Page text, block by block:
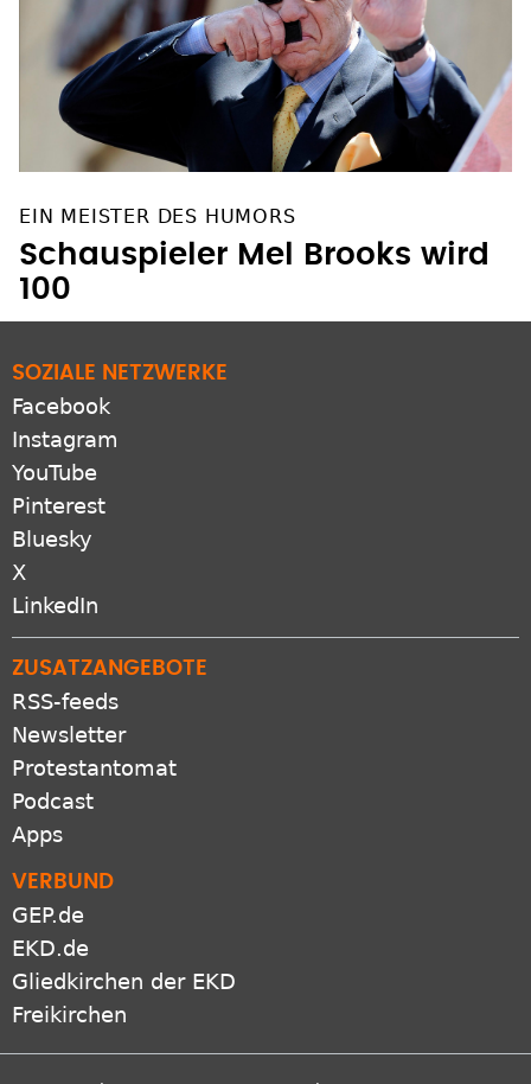
EIN MEISTER DES HUMORS
Schauspieler Mel Brooks wird
100
SOZIALE NETZWERKE
Facebook
Instagram
YouTube
Pinterest
Bluesky
X
LinkedIn
ZUSATZANGEBOTE
RSS-feeds
Newsletter
Protestantomat
Podcast
Apps
VERBUND
GEP.de
EKD.de
Gliedkirchen der EKD
Freikirchen